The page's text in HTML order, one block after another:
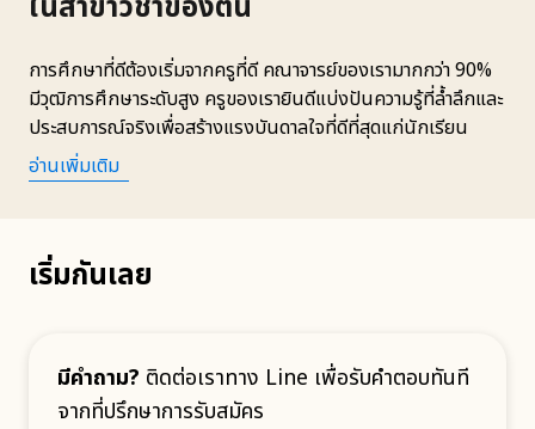
การศึกษาที่ดีต้องเริ่มจากครูที่ดี คณาจารย์ของเรามากกว่า 90%
มีวุฒิการศึกษาระดับสูง ครูของเรายินดีแบ่งปันความรู้ที่ล้ำลึกและ
ประสบการณ์จริงเพื่อสร้างแรงบันดาลใจที่ดีที่สุดแก่นักเรียน
อ่านเพิ่มเติม
เริ่มกันเลย
มีคำถาม? ติดต่อเราทาง Line เพื่อรับคำตอบทันที
จากที่ปรึกษาการรับสมัคร